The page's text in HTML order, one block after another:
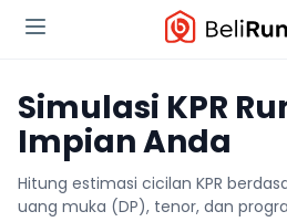
Simulasi KPR
Impian Anda
Hitung estimasi cicilan KPR
uang muka (DP), tenor, dan